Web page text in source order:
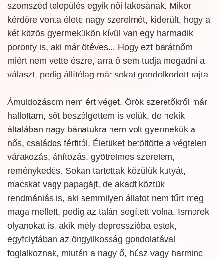
szomszéd település egyik női lakosának. Mikor
kérdőre vonta élete nagy szerelmét, kiderült, hogy a
két közös gyermekükön kívül van egy harmadik
poronty is, aki már ötéves... Hogy ezt barátnőm
miért nem vette észre, arra ő sem tudja megadni a
választ, pedig állítólag már sokat gondolkodott rajta.
Ámuldozásom nem ért véget. Örök szeretőkről már
hallottam, sőt beszélgettem is velük, de nekik
általában nagy bánatukra nem volt gyermekük a
nős, családos férfitól. Életüket betöltötte a végtelen
várakozás, áhítozás, gyötrelmes szerelem,
reménykedés. Sokan tartottak közülük kutyát,
macskát vagy papagájt, de akadt köztük
rendmániás is, aki semmilyen állatot nem tűrt meg
maga mellett, pedig az talán segített volna. Ismerek
olyanokat is, akik mély depresszióba estek,
egyfolytában az öngyilkosság gondolatával
foglalkoznak, miután a nagy ő, húsz vagy harminc